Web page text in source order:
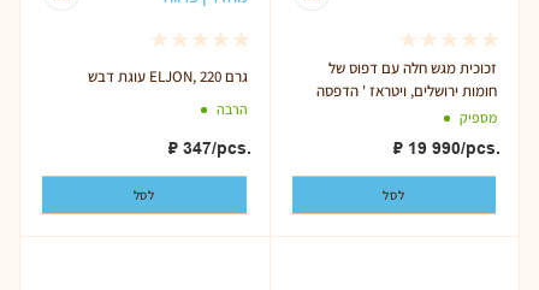
עוגת דבש ELJON, 220 גרם
הרבה
₽ 347/pcs.
לסל
זכוכית מגש חלה עם דפוס של
חומות ירושלים, ויטראז ' הדפסה
מספיק
₽ 19 990/pcs.
לסל